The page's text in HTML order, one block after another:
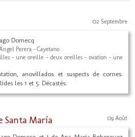
02 Septembre
Domecq
Perera - Cayetano
- une oreille - deux oreilles - ovation - une
anovillados et suspects de cornes.
les 1 et 5. Décastés.
Santa María 09 Août